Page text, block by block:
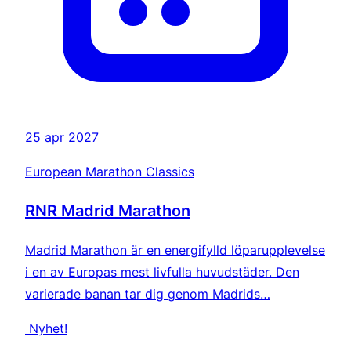
25 apr 2027
European Marathon Classics
RNR Madrid Marathon
Madrid Marathon är en energifylld löparupplevelse
i en av Europas mest livfulla huvudstäder. Den
varierade banan tar dig genom Madrids…
Nyhet!